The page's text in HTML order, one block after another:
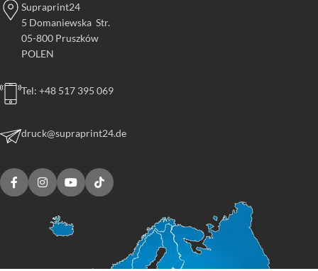
Supraprint24
5 Domaniewska Str.
05-800 Pruszków
POLEN
Tel: +48 517 395 069
druck@supraprint24.de